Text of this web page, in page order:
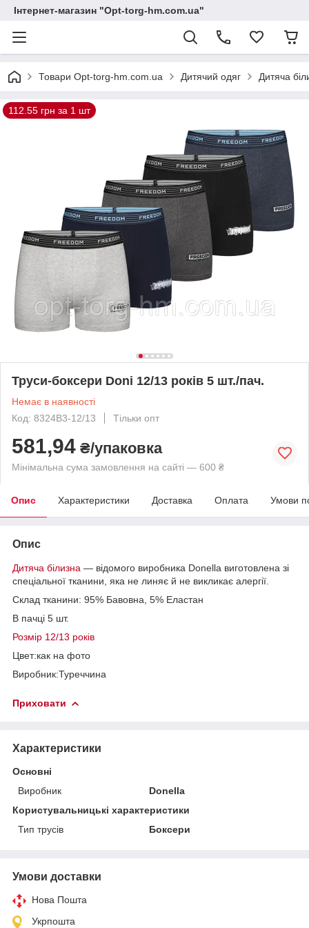
Інтернет-магазин "Opt-torg-hm.com.ua"
Товари Opt-torg-hm.com.ua Дитячий одяг Дитяча
112.55 грн за 1 шт
Труси-боксери Doni 12/13 років 5 шт./пач.
Немає в наявності
Код: 8324B3-12/13
Тільки опт
581,94 ₴/упаковка
Мінімальна сума замовлення на сайті — 600 ₴
Опис Характеристики Доставка Оплата Умови
Опис
Дитяча білизна — відомого виробника Donella виготовлена зі
спеціальної тканини, яка не линяє й не викликає алергії.
Склад тканини: 95% Бавовна, 5% Еластан
В пачці 5 шт.
Розмір 12/13 років
Цвет:как на фото
Виробник:Туреччина
Приховати
Характеристики
Основні
Виробник
Donella
Користувальницькі характеристики
Тип трусів
Боксери
Умови доставки
Нова Пошта
Укрпошта